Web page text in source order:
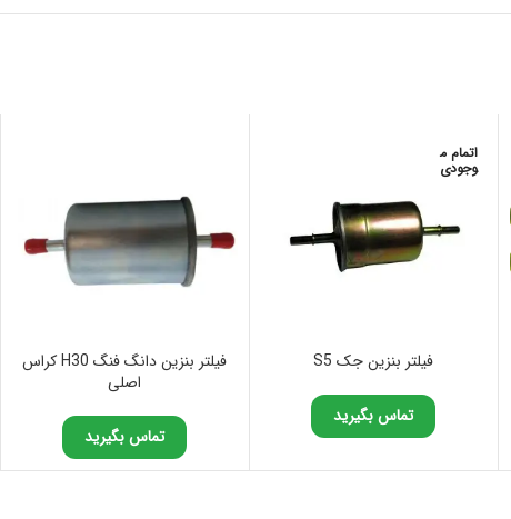
اتمام م
وجودی
فیلتر بنزین جک S5
تماس بگیرید
فیلتر بنزین دانگ فنگ H30 کراس
اصلی
تماس بگیرید